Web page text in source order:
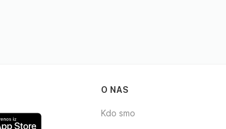
O NAS
Kdo smo